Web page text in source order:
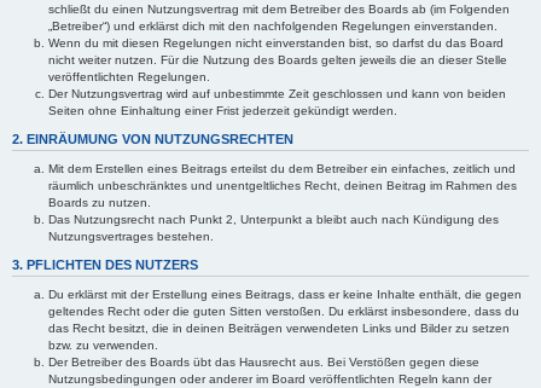
schließt du einen Nutzungsvertrag mit dem Betreiber des Boards ab (im Folgenden
„Betreiber“) und erklärst dich mit den nachfolgenden Regelungen einverstanden.
Wenn du mit diesen Regelungen nicht einverstanden bist, so darfst du das Board
nicht weiter nutzen. Für die Nutzung des Boards gelten jeweils die an dieser Stelle
veröffentlichten Regelungen.
Der Nutzungsvertrag wird auf unbestimmte Zeit geschlossen und kann von beiden
Seiten ohne Einhaltung einer Frist jederzeit gekündigt werden.
2. EINRÄUMUNG VON NUTZUNGSRECHTEN
Mit dem Erstellen eines Beitrags erteilst du dem Betreiber ein einfaches, zeitlich und
räumlich unbeschränktes und unentgeltliches Recht, deinen Beitrag im Rahmen des
Boards zu nutzen.
Das Nutzungsrecht nach Punkt 2, Unterpunkt a bleibt auch nach Kündigung des
Nutzungsvertrages bestehen.
3. PFLICHTEN DES NUTZERS
Du erklärst mit der Erstellung eines Beitrags, dass er keine Inhalte enthält, die gegen
geltendes Recht oder die guten Sitten verstoßen. Du erklärst insbesondere, dass du
das Recht besitzt, die in deinen Beiträgen verwendeten Links und Bilder zu setzen
bzw. zu verwenden.
Der Betreiber des Boards übt das Hausrecht aus. Bei Verstößen gegen diese
Nutzungsbedingungen oder anderer im Board veröffentlichten Regeln kann der